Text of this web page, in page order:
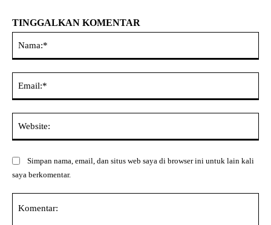
TINGGALKAN KOMENTAR
Simpan nama, email, dan situs web saya di browser ini untuk lain kali
saya berkomentar.